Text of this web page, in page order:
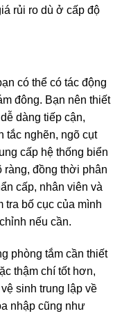
rủi ro dù ở cấp độ
có thể có tác động
đông. Bạn nên thiết
dàng tiếp cận,
tắc nghẽn, ngõ cụt
cấp hệ thống biển
ràng, đồng thời phân
cấp, nhân viên và
tra bố cục của mình
nếu cần.
phòng tắm cần thiết
thậm chí tốt hơn,
sinh trung lập về
nhập cũng như